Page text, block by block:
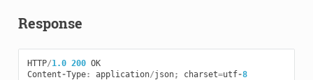
Response
HTTP/1.0 200 OK
Content-Type: application/json; charset=utf-8